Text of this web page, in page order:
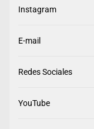
Instagram
E-mail
Redes Sociales
YouTube